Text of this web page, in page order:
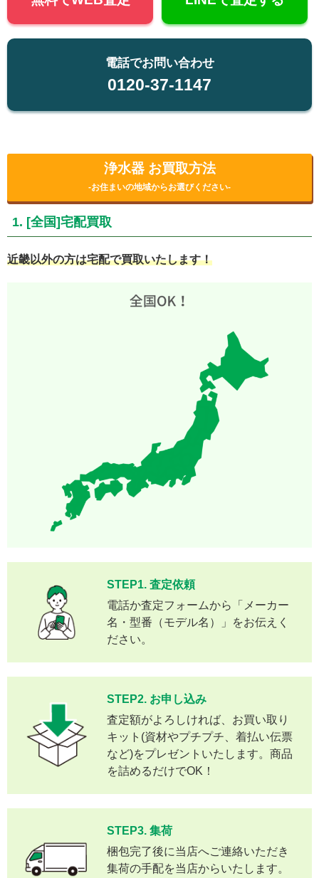
電話でお問い合わせ
0120-37-1147
浄水器 お買取方法
-お住まいの地域からお選びください-
1. [全国]宅配買取
近畿以外の方は宅配で買取いたします！
STEP1. 査定依頼
電話か査定フォームから「メーカー
名・型番（モデル名）」をお伝えく
ださい。
STEP2. お申し込み
査定額がよろしければ、お買い取り
キット(資材やプチプチ、着払い伝票
など)をプレゼントいたします。商品
を詰めるだけでOK！
STEP3. 集荷
梱包完了後に当店へご連絡いただき
集荷の手配を当店からいたします。